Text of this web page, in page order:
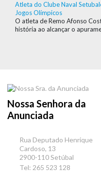
Atleta do Clube Naval
Jogos Olímpicos
O atleta de Remo Afonso
história ao alcançar o
Nossa Senhora da
Anunciada
Rua Deputado Henrique
Cardoso, 13
2900-110 Setúbal
Tel: 265 523 128